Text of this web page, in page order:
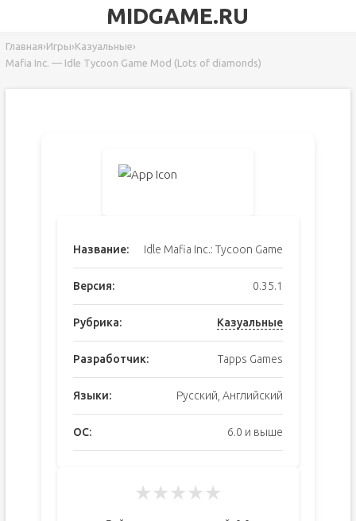
MIDGAME.RU
Главная›Игры›Казуальные›
Mafia Inc. — Idle Tycoon Game Mod (Lots of diamonds)
Название: Idle Mafia Inc.: Tycoon Game
Версия: 0.35.1
Рубрика: Казуальные
Разработчик: Tapps Games
Языки: Русский, Английский
ОС: 6.0 и выше
★★★★★